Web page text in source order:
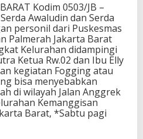
Kodim 0503/JB –
Awaludin dan Serda
personil dari Puskesmas
Palmerah Jakarta Barat
Kelurahan didampingi
Ketua Rw.02 dan Ibu Elly
kegiatan Fogging atau
bisa menyebabkan
di wilayah Jalan Anggrek
Kemanggisan
Barat, *Sabtu pagi